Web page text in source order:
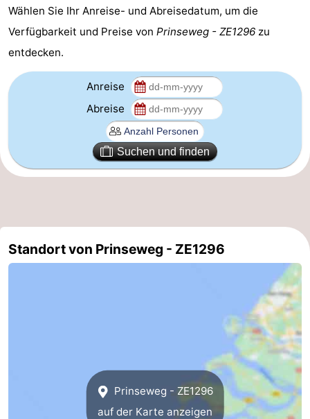
Schouwen-
Duiveland
-
Renesse
Zierikzee
-
Oosterschelde
Burgh
Haamstede
-
Natur
Walcheren
Wählen Sie Ihr Anreise- und Abreisedatum, um die
Verfügbarkeit und Preise von Prinseweg - ZE1296 zu
entdecken.
Anreise
Abreise
Suchen und finden
Standort von Prinseweg - ZE1296
Prinseweg - ZE1296
auf der Karte anzeigen